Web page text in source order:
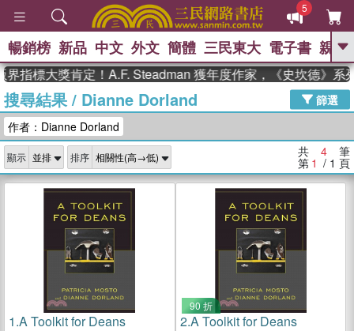
5
GO
熱搜： 東野圭吾 高希均教授回憶錄
、 The Odyssey 、 父親節 、 如果歷
獎 臺灣漫遊錄 、 方念華 、 台灣的李
登輝時代
數學女孩：黎曼猜想 、
偉大的迷走神經
暢銷榜 新品 中文 外文 簡體 三民東大 電子書 親子
指標大獎肯定！A.F. Steadman 獲年度作家，《史坎德》系
搜尋結果/ Dianne Dorland
篩選
作者：Dianne Dorland
顯示 排序 共 4 筆
第 1 / 1 頁
1.A Toolkit for Deans
90 折
2.A Toolkit for Deans